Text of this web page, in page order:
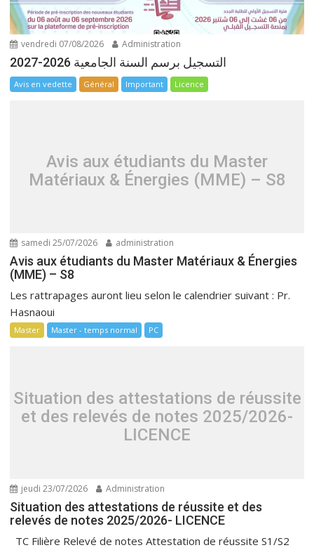
vendredi 07/08/2026 Administration
التسجيل برسم السنة الجامعية 2026-2027
Avis en vedette Général Important Licence
Avis aux étudiants du Master
Matériaux & Énergies (MME) – S8
samedi 25/07/2026 administration
Avis aux étudiants du Master Matériaux & Énergies
(MME) – S8
Les rattrapages auront lieu selon le calendrier suivant : Pr.
Hasnaoui
Master Master - temps normal PC
Situation des attestations de réussite
et des relevés de notes 2025/2026-
LICENCE
jeudi 23/07/2026 Administration
Situation des attestations de réussite et des
relevés de notes 2025/2026- LICENCE
TC Filière Relevé de notes Attestation de réussite S1/S2